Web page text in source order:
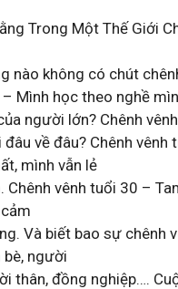
Trong Một Thế Giới
nào không có chút
Mình học theo nghề
người lớn? Chênh
đâu về đâu? Chênh vênh
mình vẫn lẻ
Chênh vênh tuổi 30 –
Và biết bao sự chênh
bè, người
thân, đồng nghiệp….